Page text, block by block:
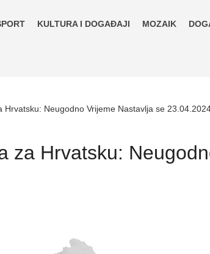
KULTURA I DOGAĐAJI MOZAIK
Neugodno Vrijeme Nastavlja se
za Hrvatsku: